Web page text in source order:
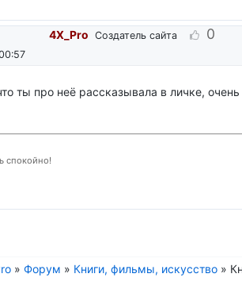
4X_Pro Создатель сайта 0
ты про неё рассказывала в личке, очень
спокойно!
» Форум » Книги, фильмы, искусство »